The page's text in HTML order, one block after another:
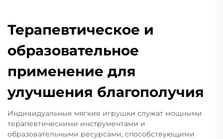
Терапевтическое и
образовательное
применение для
улучшения благополучия
Индивидуальные мягкие игрушки служат мощными
терапевтическими инструментами и
образовательными ресурсами, способствующими